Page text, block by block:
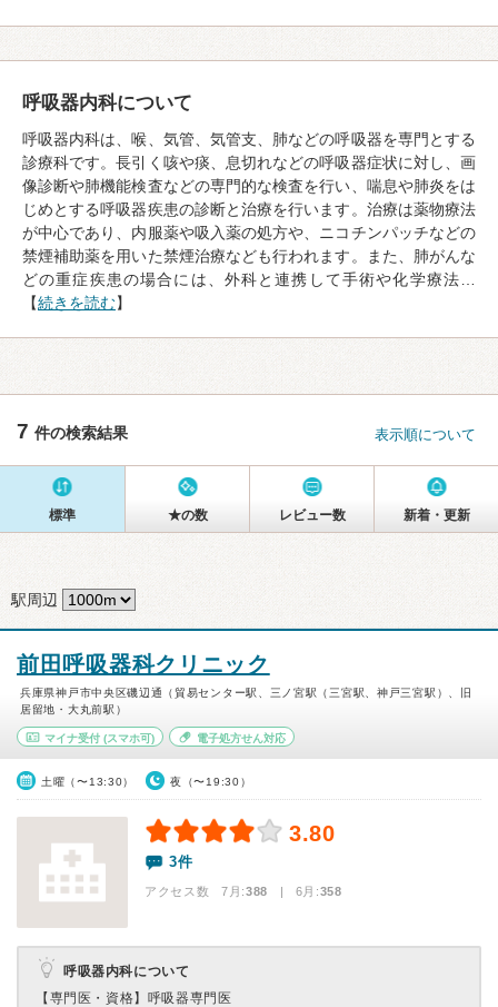
呼吸器内科について
呼吸器内科は、喉、気管、気管支、肺などの呼吸器を専門とする
診療科です。長引く咳や痰、息切れなどの呼吸器症状に対し、画
像診断や肺機能検査などの専門的な検査を行い、喘息や肺炎をは
じめとする呼吸器疾患の診断と治療を行います。治療は薬物療法
が中心であり、内服薬や吸入薬の処方や、ニコチンパッチなどの
禁煙補助薬を用いた禁煙治療なども行われます。また、肺がんな
どの重症疾患の場合には、外科と連携して手術や化学療法…
【続きを読む】
7 件の検索結果 表示順について
標準 ★の数 レビュー数 新着・更新
駅周辺
前田呼吸器科クリニック
兵庫県神戸市中央区磯辺通（貿易センター駅、三ノ宮駅（三宮駅、神戸三宮駅）、旧
居留地・大丸前駅）
マイナ受付 (スマホ可) 電子処方せん対応
土曜（〜13:30） 夜（〜19:30）
3.80
3件
アクセス数 7月:388 | 6月:358
呼吸器内科について
【専門医・資格】 呼吸器専門医